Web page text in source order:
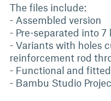
The files include:
- Assembled version
- Pre-separated into
- Variants with holes
reinforcement rod
- Functional and
- Bambu Studio